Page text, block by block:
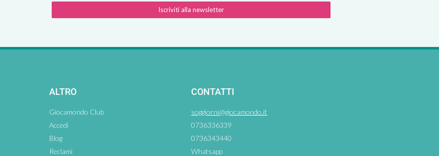
Iscriviti alla newsletter
ALTRO
Giocamondo Club
Accedi
Blog
Reclami
CONTATTI
soggiorni@giocamondo.it
0736336339
0736343440
Whatsapp